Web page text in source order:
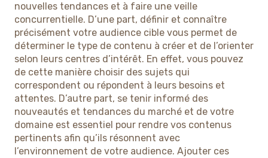
nouvelles tendances et à faire une veille
concurrentielle. D’une part, définir et connaître
précisément votre audience cible vous permet de
déterminer le type de contenu à créer et de l’orienter
selon leurs centres d’intérêt. En effet, vous pouvez
de cette manière choisir des sujets qui
correspondent ou répondent à leurs besoins et
attentes. D’autre part, se tenir informé des
nouveautés et tendances du marché et de votre
domaine est essentiel pour rendre vos contenus
pertinents afin qu’ils résonnent avec
l’environnement de votre audience. Ajouter ces